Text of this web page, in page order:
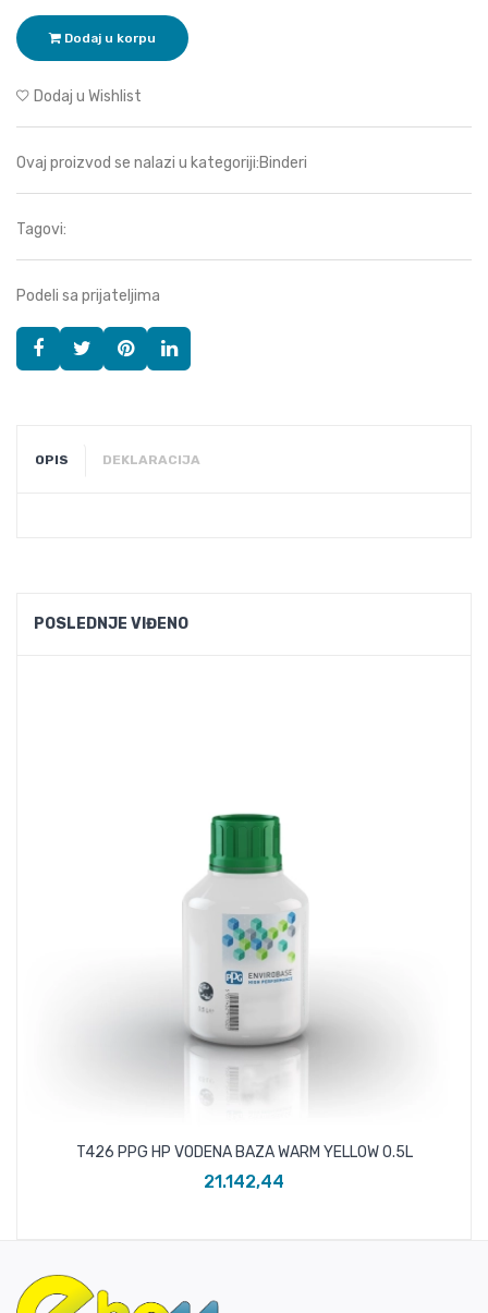
Dodaj u korpu
Dodaj u Wishlist
Ovaj proizvod se nalazi u kategoriji:Binderi
Tagovi:
Podeli sa prijateljima
OPIS DEKLARACIJA
POSLEDNJE VIĐENO
T426 PPG HP VODENA BAZA WARM YELLOW 0.5L
21.142,44